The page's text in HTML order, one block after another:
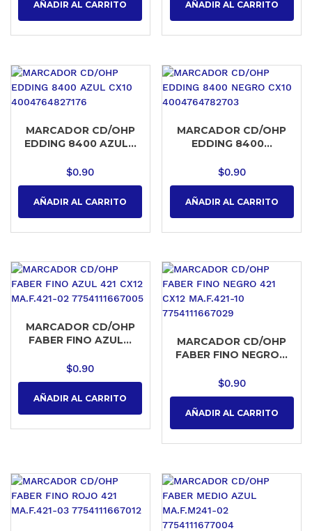
AÑADIR AL CARRITO AÑADIR AL CARRITO
MARCADOR CD/OHP
EDDING 8400 AZUL...
$0.90
AÑADIR AL CARRITO
MARCADOR CD/OHP
EDDING 8400...
$0.90
AÑADIR AL CARRITO
MARCADOR CD/OHP
FABER FINO AZUL...
$0.90
AÑADIR AL CARRITO
MARCADOR CD/OHP
FABER FINO NEGRO...
$0.90
AÑADIR AL CARRITO